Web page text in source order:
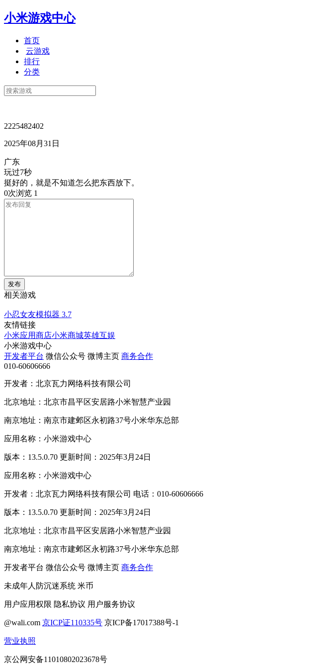
小米游戏中心
首页
云游戏
排行
分类
2225482402
2025年08月31日
广东
玩过7秒
挺好的，就是不知道怎么把东西放下。
0次浏览 1
发布
相关游戏
小忍女友模拟器 3.7
友情链接
小米应用商店小米商城英雄互娱
小米游戏中心
开发者平台 微信公众号 微博主页 商务合作
010-60606666
开发者：北京瓦力网络科技有限公司
北京地址：北京市昌平区安居路小米智慧产业园
南京地址：南京市建邺区永初路37号小米华东总部
应用名称：小米游戏中心
版本：13.5.0.70 更新时间：2025年3月24日
应用名称：小米游戏中心
开发者：北京瓦力网络科技有限公司 电话：010-60606666
版本：13.5.0.70 更新时间：2025年3月24日
北京地址：北京市昌平区安居路小米智慧产业园
南京地址：南京市建邺区永初路37号小米华东总部
开发者平台 微信公众号 微博主页 商务合作
未成年人防沉迷系统 米币
用户应用权限 隐私协议 用户服务协议
@wali.com 京ICP证110335号 京ICP备17017388号-1
营业执照
京公网安备11010802023678号